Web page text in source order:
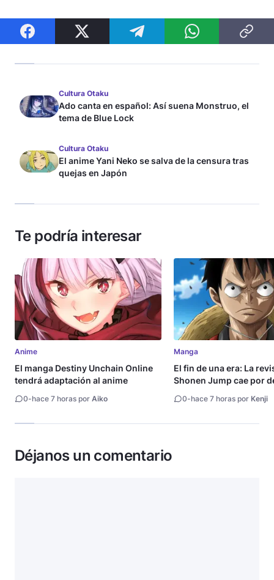
Cultura Otaku
Ado canta en español: Así suena Monstruo, el
tema de Blue Lock
Cultura Otaku
El anime Yani Neko se salva de la censura tras
quejas en Japón
Te podría interesar
Anime
El manga Destiny Unchain Online
tendrá adaptación al anime
0-hace 7 horas por Aiko
Manga
El fin de una era: La
Shonen Jump cae por
0-hace 7 horas por Kenji
Déjanos un comentario